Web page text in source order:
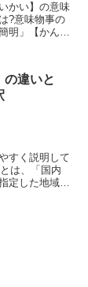
かい】の意味
?意味物事の
明」【かんめ
の違いと
すく説明して
は、「国内
定した地域」